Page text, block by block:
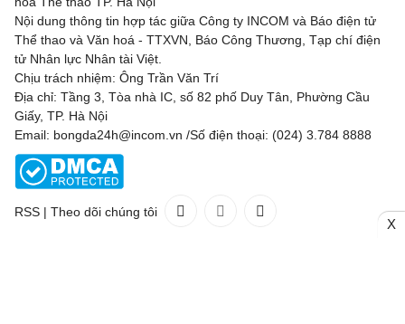
Nội dung thông tin hợp tác giữa Công ty INCOM và Báo điện tử
Thể thao và Văn hoá - TTXVN, Báo Công Thương, Tạp chí điện
tử Nhân lực Nhân tài Việt.
Chịu trách nhiệm: Ông Trần Văn Trí
Địa chỉ: Tầng 3, Tòa nhà IC, số 82 phố Duy Tân, Phường Cầu
Giấy, TP. Hà Nội
Email: bongda24h@incom.vn /Số điện thoại: (024) 3.784 8888
RSS | Theo dõi chúng tôi
X